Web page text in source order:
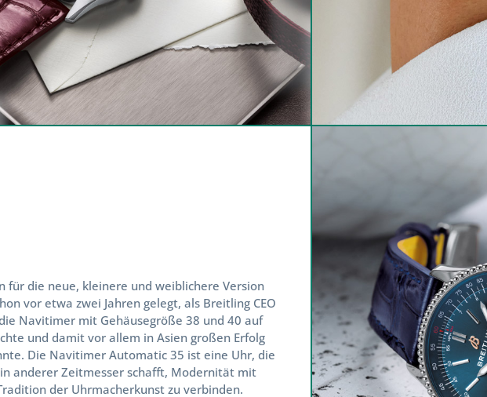
für die neue, kleinere und weiblichere Version
vor etwa zwei Jahren gelegt, als Breitling CEO
Navitimer mit Gehäusegröße 38 und 40 auf
und damit vor allem in Asien großen Erfolg
Die Navitimer Automatic 35 ist eine Uhr, die
anderer Zeitmesser schafft, Modernität mit
der Uhrmacherkunst zu verbinden.
Wichtige Mitteilung
Unser Geschäft schließt zum31.12.2026
Bis dahin sind wir weiterhin wie gewohnt für Sie da.
Eine Einlösung nach diesem Zeitpunkt bzw. eine Auszahlung des
offene Bestellungen und Reparaturaufträge bis
Dezember 2026
abzuholen.
Eine weitere Bearbeitung oder Aufbewahrung können wir danach
gewährleisten.